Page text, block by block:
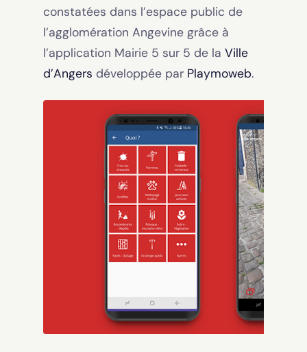
constatées dans l’espace public de
l’agglomération Angevine grâce à
l’application Mairie 5 sur 5 de la Ville
d’Angers développée par Playmoweb.